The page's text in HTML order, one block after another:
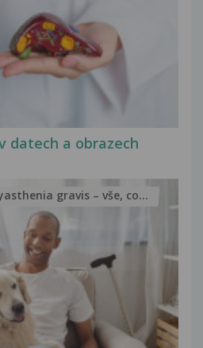
datech a obrazech
gravis – vše, co...